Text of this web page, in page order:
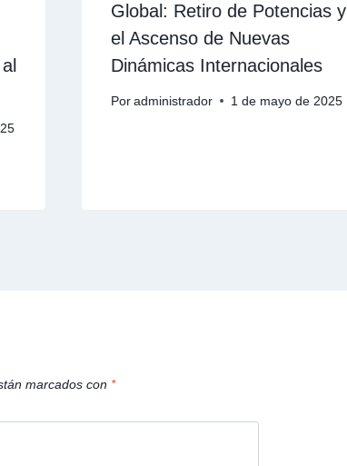
Global: Retiro de Potencias y
el Ascenso de Nuevas
Dinámicas Internacionales
Por administrador 1 de mayo de 2025
marcados con *